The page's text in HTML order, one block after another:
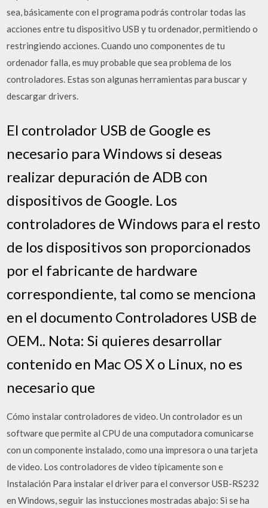
sea, básicamente con el programa podrás controlar todas las
acciones entre tu dispositivo USB y tu ordenador, permitiendo o
restringiendo acciones. Cuando uno componentes de tu
ordenador falla, es muy probable que sea problema de los
controladores. Estas son algunas herramientas para buscar y
descargar drivers.
El controlador USB de Google es
necesario para Windows si deseas
realizar depuración de ADB con
dispositivos de Google. Los
controladores de Windows para el resto
de los dispositivos son proporcionados
por el fabricante de hardware
correspondiente, tal como se menciona
en el documento Controladores USB de
OEM.. Nota: Si quieres desarrollar
contenido en Mac OS X o Linux, no es
necesario que
Cómo instalar controladores de video. Un controlador es un
software que permite al CPU de una computadora comunicarse
con un componente instalado, como una impresora o una tarjeta
de video. Los controladores de video típicamente son e
Instalación Para instalar el driver para el conversor USB-RS232
en Windows, seguir las instucciones mostradas abajo: Si se ha